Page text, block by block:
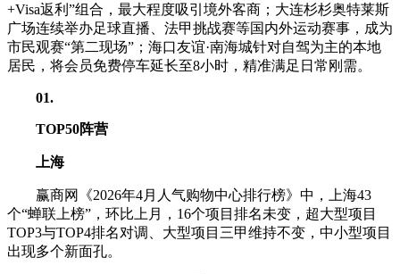
+Visa返利”组合，最大程度吸引境外客商；大连杉杉奥特莱斯
广场连续举办足球直播、法甲挑战赛等国内外运动赛事，成为
市民观赛“第二现场”；海口友谊·南海城针对自驾为主的本地
居民，将会员免费停车延长至8小时，精准满足日常刚需。
01.
TOP50阵营
上海
赢商网《2026年4月人气购物中心排行榜》中，上海43
个“蝉联上榜”，环比上月，16个项目排名未变，超大型项目
TOP3与TOP4排名对调、大型项目三甲维持不变，中小型项目
出现多个新面孔。